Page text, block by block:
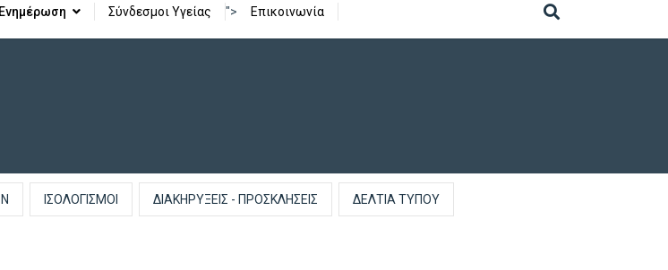
Ενημέρωση Σύνδεσμοι Υγείας "> Επικοινωνία
ΙΣΟΛΟΓΙΣΜΟΊ ΔΙΑΚΗΡΎΞΕΙΣ - ΠΡΟΣΚΛΉΣΕΙΣ
ΔΕΛΤΊΑ ΤΎΠΟΥ